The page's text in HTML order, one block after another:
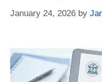
January 24, 2026 by